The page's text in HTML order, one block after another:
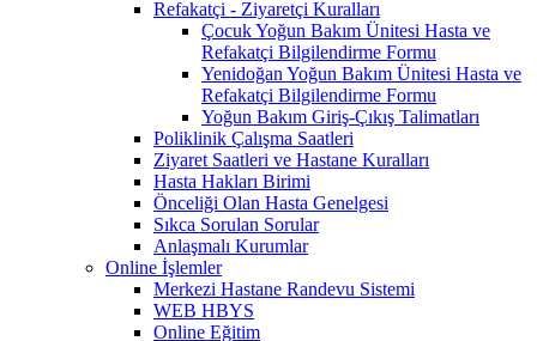
Refakatçi - Ziyaretçi Kuralları
Çocuk Yoğun Bakım Ünitesi Hasta ve
Refakatçi Bilgilendirme Formu
Yenidoğan Yoğun Bakım Ünitesi Hasta ve
Refakatçi Bilgilendirme Formu
Yoğun Bakım Giriş-Çıkış Talimatları
Poliklinik Çalışma Saatleri
Ziyaret Saatleri ve Hastane Kuralları
Hasta Hakları Birimi
Önceliği Olan Hasta Genelgesi
Sıkca Sorulan Sorular
Anlaşmalı Kurumlar
Online İşlemler
Merkezi Hastane Randevu Sistemi
WEB HBYS
Online Eğitim